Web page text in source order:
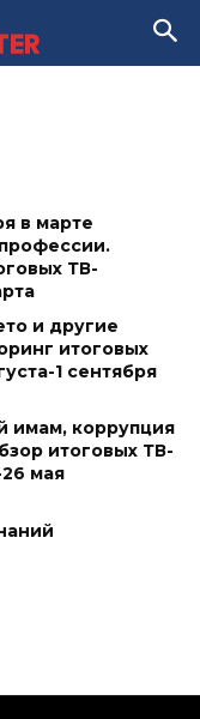
в марте
ТВ-
и другие
итоговых
1 сентября
имам, коррупция
итоговых ТВ-
мая